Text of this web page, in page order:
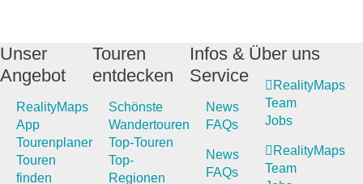
Unser
Angebot
RealityMaps
App
Tourenplaner
Touren
finden
Touren
entdecken
Schönste
Wandertouren
Top-Touren
Top-
Regionen
Infos &
Service
News
FAQs
News
FAQs
Über uns
RealityMaps
Team
Jobs
RealityMaps
Team